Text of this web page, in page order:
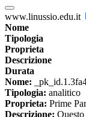
www.linussio.edu.it
Nome
Tipologia
Proprieta
Descrizione
Durata
Nome:
Tipologia: analitico
Proprieta: Prime
Descrizione: